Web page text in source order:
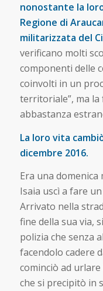
nonostante la
Regione di
militarizzata del
verificano molti
componenti delle
coinvolti in un
territoriale”, ma la
abbastanza
La loro vita
dicembre 2016.
Era una
Isaia uscì a fare
Arrivato nella
fine della sua via,
polizia che senza
facendolo cadere
cominciò ad
che si precipitò in